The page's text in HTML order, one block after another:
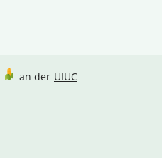
an der UIUC